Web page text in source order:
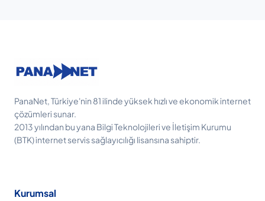
PanaNet, Türkiye'nin 81 ilinde yüksek hızlı ve ekonomik internet
çözümleri sunar.
2013 yılından bu yana Bilgi Teknolojileri ve İletişim Kurumu
(BTK) internet servis sağlayıcılığı lisansına sahiptir.
Kurumsal